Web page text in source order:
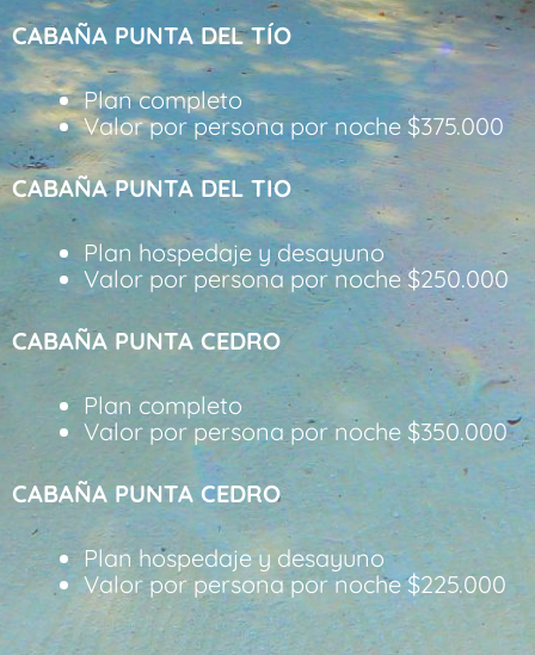
CABAÑA PUNTA DEL TÍO
Plan completo
Valor por persona por noche $375.000
CABAÑA PUNTA DEL TIO
Plan hospedaje y desayuno
Valor por persona por noche $250.000
CABAÑA PUNTA CEDRO
Plan completo
Valor por persona por noche $350.000
CABAÑA PUNTA CEDRO
Plan hospedaje y desayuno
Valor por persona por noche $225.000